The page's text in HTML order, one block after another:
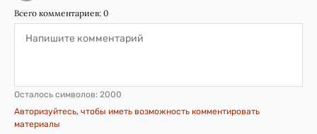
Всего комментариев: 0
Осталось символов: 2000
Авторизуйтесь, чтобы иметь возможность комментировать
материалы